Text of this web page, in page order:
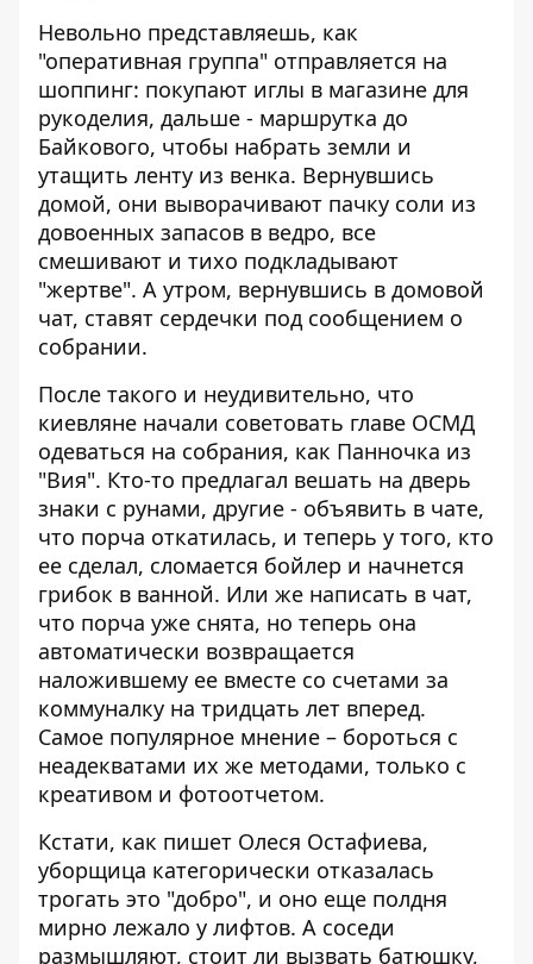
Невольно представляешь, как
"оперативная группа" отправляется на
шоппинг: покупают иглы в магазине для
рукоделия, дальше - маршрутка до
Байкового, чтобы набрать земли и
утащить ленту из венка. Вернувшись
домой, они выворачивают пачку соли из
довоенных запасов в ведро, все
смешивают и тихо подкладывают
"жертве". А утром, вернувшись в домовой
чат, ставят сердечки под сообщением о
собрании.
После такого и неудивительно, что
киевляне начали советовать главе ОСМД
одеваться на собрания, как Панночка из
"Вия". Кто-то предлагал вешать на дверь
знаки с рунами, другие - объявить в чате,
что порча откатилась, и теперь у того, кто
ее сделал, сломается бойлер и начнется
грибок в ванной. Или же написать в чат,
что порча уже снята, но теперь она
автоматически возвращается
наложившему ее вместе со счетами за
коммуналку на тридцать лет вперед.
Самое популярное мнение – бороться с
неадекватами их же методами, только с
креативом и фотоотчетом.
Кстати, как пишет Олеся Остафиева,
уборщица категорически отказалась
трогать это "добро", и оно еще полдня
мирно лежало у лифтов. А соседи
размышляют, стоит ли вызвать батюшку,